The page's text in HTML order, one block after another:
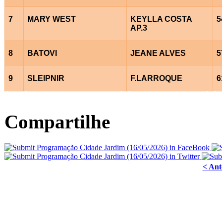
7 MARY WEST
KEYLLA COSTA
AP.3
8 BATOVI JEANE ALVES
9 SLEIPNIR F.LARROQUE
Compartilhe
<